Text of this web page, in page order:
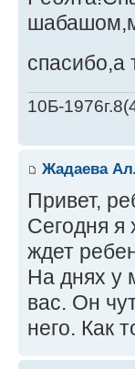
спасибо,а
10Б-
Жадаева
Привет,
Сегодня я
ждет
На днях у
вас. Он
него. Как